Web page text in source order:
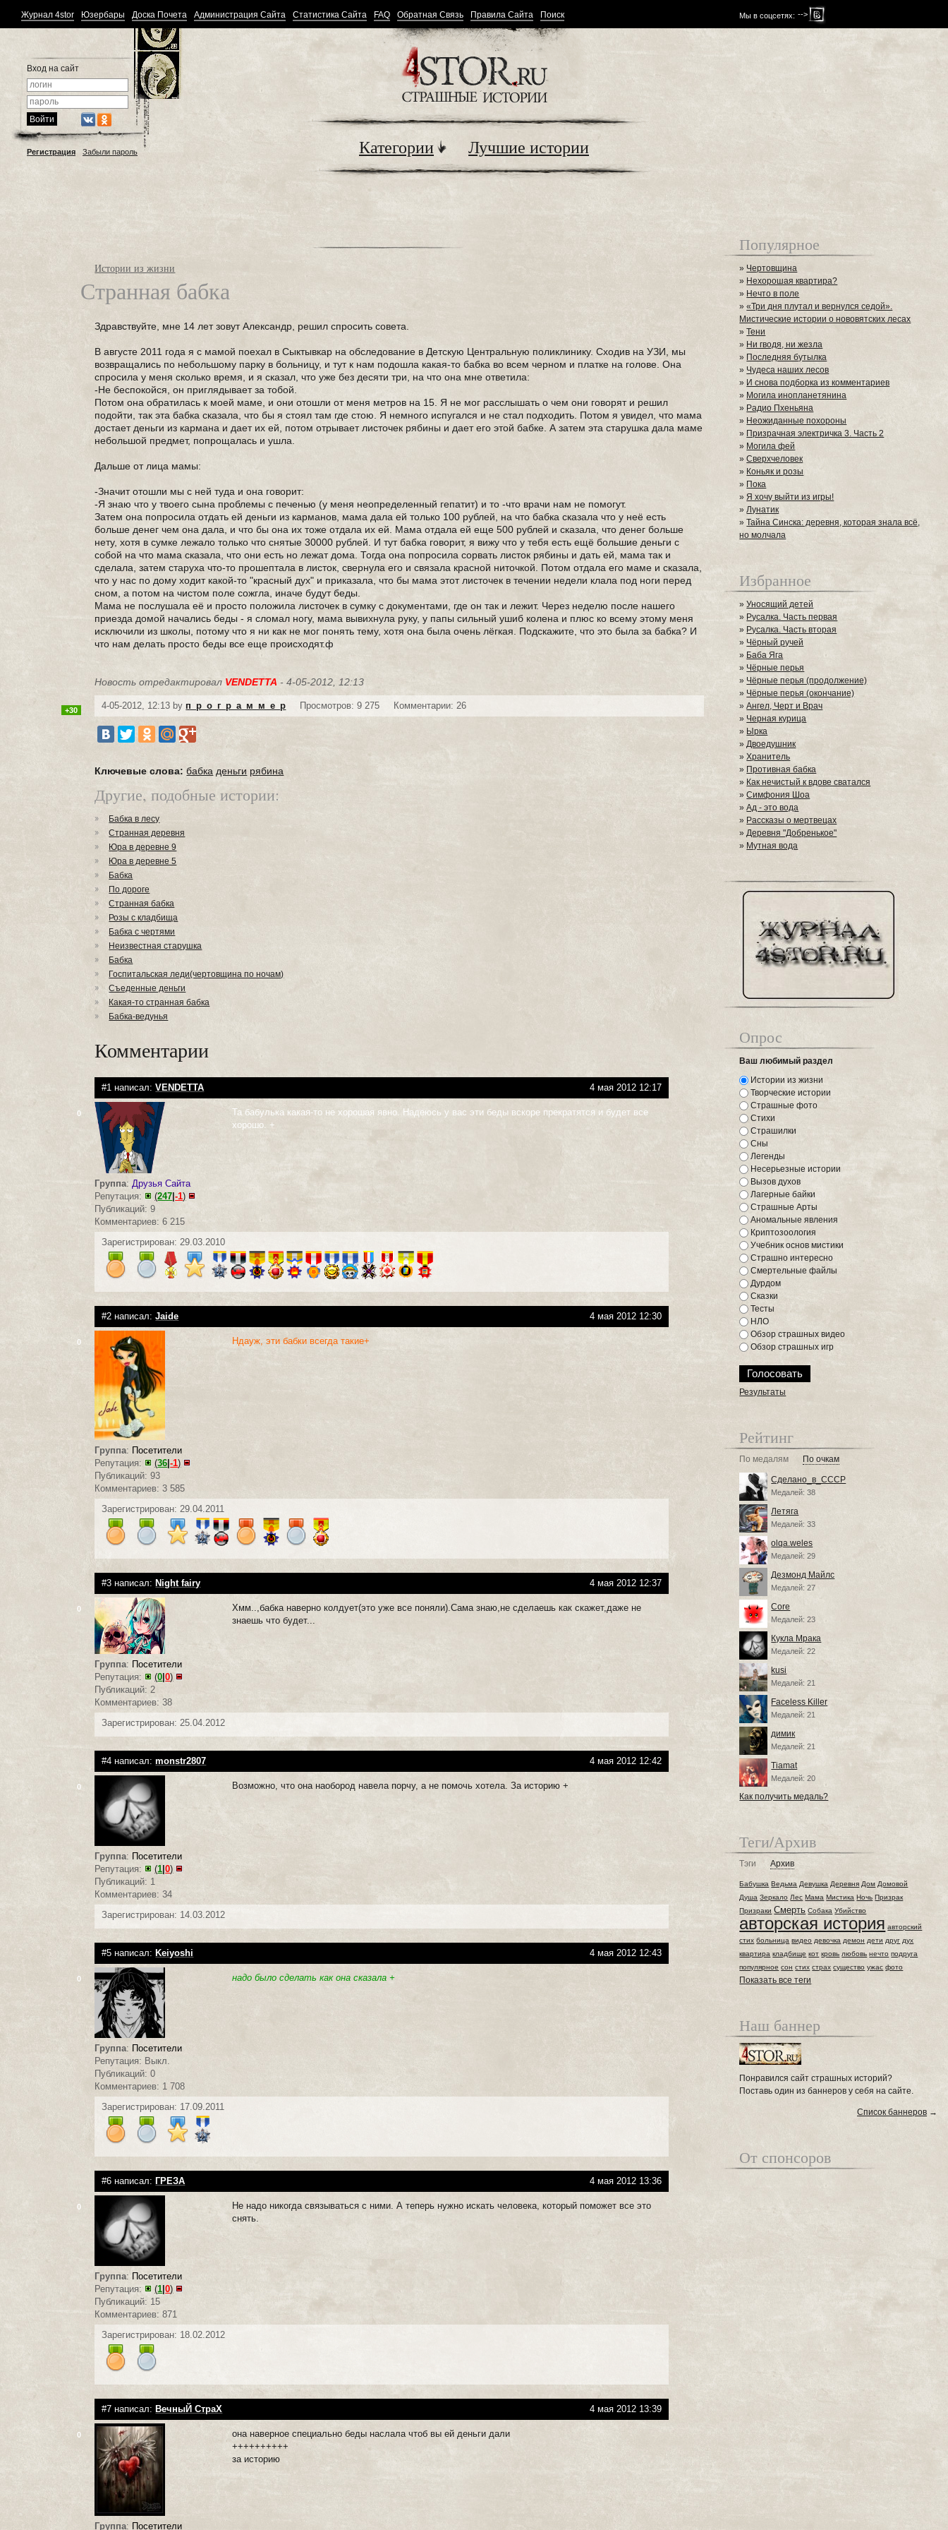
Мы в соцсетях: -->
Журнал 4stor Юзербары Доска Почета Администрация Сайта Статистика Сайта FAQ Обратная Связь Правила Сайта Поиск
Вход на сайт
Регистрация Забыли пароль Категории Лучшие истории
Истории из жизни
Странная бабка
Здравствуйте, мне 14 лет зовут Александр, решил спросить совета.
В августе 2011 года я с мамой поехал в Сыктывкар на обследование в Детскую Центральную поликлинику. Сходив на УЗИ, мы
возвращались по небольшому парку в больницу, и тут к нам подошла какая-то бабка во всем черном и платке на голове. Она
спросила у меня сколько время, и я сказал, что уже без десяти три, на что она мне ответила:
-Не беспокойся, он приглядывает за тобой.
Потом она обратилась к моей маме, и они отошли от меня метров на 15. Я не мог расслышать о чем они говорят и решил
подойти, так эта бабка сказала, что бы я стоял там где стою. Я немного испугался и не стал подходить. Потом я увидел, что мама
достает деньги из кармана и дает их ей, потом отрывает листочек рябины и дает его этой бабке. А затем эта старушка дала маме
небольшой предмет, попрощалась и ушла.
Дальше от лица мамы:
-Значит отошли мы с ней туда и она говорит:
-Я знаю что у твоего сына проблемы с печенью (у меня неопределенный гепатит) и то -что врачи нам не помогут.
Затем она попросила отдать ей деньги из карманов, мама дала ей только 100 рублей, на что бабка сказала что у неё есть
больше денег чем она дала, и что бы она их тоже отдала их ей. Мама отдала ей еще 500 рублей и сказала, что денег больше
нету, хотя в сумке лежало только что снятые 30000 рублей. И тут бабка говорит, я вижу что у тебя есть ещё большие деньги с
собой на что мама сказала, что они есть но лежат дома. Тогда она попросила сорвать листок рябины и дать ей, мама так и
сделала, затем старуха что-то прошептала в листок, свернула его и связала красной ниточкой. Потом отдала его маме и сказала,
что у нас по дому ходит какой-то "красный дух" и приказала, что бы мама этот листочек в течении недели клала под ноги перед
сном, а потом на чистом поле сожгла, иначе будут беды.
Мама не послушала её и просто положила листочек в сумку с документами, где он так и лежит. Через неделю после нашего
приезда домой начались беды - я сломал ногу, мама вывихнула руку, у папы сильный ушиб колена и плюс ко всему этому меня
исключили из школы, потому что я ни как не мог понять тему, хотя она была очень лёгкая. Подскажите, что это была за бабка? И
что нам делать просто беды все еще происходят.ф
Новость отредактировал VENDETTA - 4-05-2012, 12:13
4-05-2012, 12:13 byп_р_о_г_р_а_м_м_е_р Просмотров: 9 275 Комментарии: 26
+30
Ключевые слова: бабка деньги рябина
Другие, подобные истории:
Бабка в лесу
Странная деревня
Юра в деревне 9
Юра в деревне 5
Бабка
По дороге
Странная бабка
Розы с кладбища
Бабка с чертями
Неизвестная старушка
Бабка
Госпитальская леди(чертовщина по ночам)
Съеденные деньги
Какая-то странная бабка
Бабка-ведунья
Комментарии
#1 написал:VENDETTA 4 мая 2012 12:17
0
Группа: Друзья Сайта
Репутация:
(247 |-1)
Публикаций: 9
Комментариев: 6 215
Та бабулька какая-то не хорошая явно. Надеюсь у вас эти беды вскоре прекратятся и будет все
хорошо. +
Зарегистрирован: 29.03.2010
#2 написал:Jaide 4 мая 2012 12:30
0
Группа: Посетители
Репутация:
(36 |-1)
Публикаций: 93
Комментариев: 3 585
Ндауж, эти бабки всегда такие+
Зарегистрирован: 29.04.2011
#3 написал: Night fairy 4 мая 2012 12:37
0
Группа: Посетители
Репутация:
(0 |0)
Публикаций: 2
Комментариев: 38
Хмм..,бабка наверно колдует(это уже все поняли).Сама знаю,не сделаешь как скажет,даже не
знаешь что будет...
Зарегистрирован: 25.04.2012
#4 написал:monstr2807 4 мая 2012 12:42
0
Группа: Посетители
Репутация:
(1 |0)
Публикаций: 1
Комментариев: 34
Возможно, что она наобород навела порчу, а не помочь хотела. За историю +
Зарегистрирован: 14.03.2012
#5 написал: Keiyoshi 4 мая 2012 12:43
0
Группа: Посетители
Репутация: Выкл.
Публикаций: 0
Комментариев: 1 708
надо было сделать как она сказала +
Зарегистрирован: 17.09.2011
#6 написал: ГРЕЗА 4 мая 2012 13:36
0
Группа: Посетители
Репутация:
(1 |0)
Публикаций: 15
Комментариев: 871
Не надо никогда связываться с ними. А теперь нужно искать человека, который поможет все это
снять.
Зарегистрирован: 18.02.2012
#7 написал: ВечныЙ СтраХ 4 мая 2012 13:39
0
Группа: Посетители
она наверное специально беды наслала чтоб вы ей деньги дали
++++++++++
за историю
Популярное
» Чертовщина
» Нехорошая квартира?
» Нечто в поле
»«Три дня плутал и вернулся седой».
Мистические истории о нововятских лесах
»Тени
» Ни гводя, ни жезла
» Последняя бутылка
» Чудеса наших лесов
» И снова подборка из комментариев
» Могила инопланетянина
» Радио Пхеньяна
» Неожиданные похороны
» Призрачная электричка 3. Часть 2
» Могила фей
»Сверхчеловек
» Коньяк и розы
» Пока
»Я хочу выйти из игры!
»Лунатик
»Тайна Синска: деревня, которая знала всё,
но молчала
Избранное
»Уносящий детей
» Русалка. Часть первая
» Русалка. Часть вторая
» Чёрный ручей
» Баба Яга
» Чёрные перья
»Чёрные перья (продолжение)
» Чёрные перья (окончание)
»Ангел, Черт и Врач
» Черная курица
» Ырка
»Двоедушник
»Хранитель
» Противная бабка
» Как нечистый к вдове сватался
»Симфония Шоа
»Ад - это вода
» Рассказы о мертвецах
»Деревня "Добренькое"
» Мутная вода
Опрос
Ваш любимый раздел
Истории из жизни
Творческие истории
Страшные фото
Стихи
Страшилки
Сны
Легенды
Несерьезные истории
Вызов духов
Лагерные байки
Страшные Арты
Аномальные явления
Криптозоология
Учебник основ мистики
Страшно интересно
Смертельные файлы
Дурдом
Сказки
Тесты
НЛО
Обзор страшных видео
Обзор страшных игр
Результаты
Рейтинг
По медалям По очкам
Сделано_в_СССР
Медалей: 38
Летяга
Медалей: 33
olqa.weles
Медалей: 29
Дезмонд Майлс
Медалей: 27
Core
Медалей: 23
Кукла Мрака
Медалей: 22
kusi
Медалей: 21
Faceless Killer
Медалей: 21
димик
Медалей: 21
Tiamat
Медалей: 20
Как получить медаль?
Теги/Архив
Тэги Архив
Бабушка Ведьма Девушка Деревня Дом Домовой
Душа Зеркало Лес Мама Мистика Ночь Призрак
Призраки Смерть Собака Убийство
авторская история авторский
стих больница видео девочка демон дети друг дух
квартира кладбище кот кровь любовь нечто подруга
популярное сон стих страх существо ужас фото
Показать все теги
Наш баннер
Понравился сайт страшных историй?
Поставь один из баннеров у себя на сайте.
Список баннеров →
От спонсоров